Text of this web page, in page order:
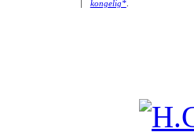
kongelig*.